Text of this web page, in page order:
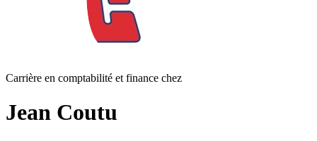
Carrière en comptabilité et finance chez
Jean Coutu